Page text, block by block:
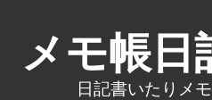
メモ帳日
日記書いたりメ